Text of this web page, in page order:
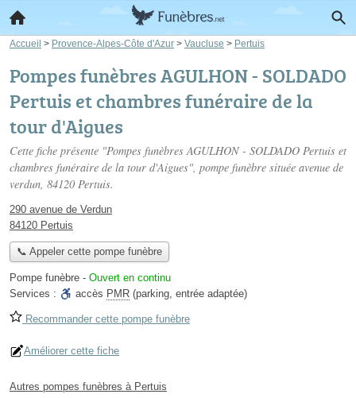
Accueil > Provence-Alpes-Côte d'Azur > Vaucluse > Pertuis
Pompes funèbres AGULHON - SOLDADO
Pertuis et chambres funéraire de la
tour d'Aigues
Cette fiche présente "Pompes funèbres AGULHON - SOLDADO Pertuis et
chambres funéraire de la tour d'Aigues", pompe funèbre située avenue de
verdun, 84120 Pertuis.
290 avenue de Verdun
84120 Pertuis
📞 Appeler cette pompe funèbre
Pompe funèbre - Ouvert en continu
Services :
accès PMR (parking, entrée adaptée)
Recommander cette pompe funèbre
Améliorer cette fiche
Autres pompes funèbres à Pertuis